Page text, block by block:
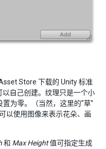
Store 下载的 Unity 标准
自己创建。纹理只是一个小
为零。（当然，这里的“草”
以使用图像来表示花朵、画
和 Max Height值可指定生成